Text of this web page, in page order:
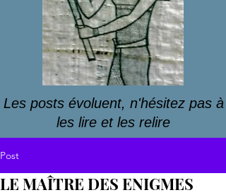
Les posts évoluent, n'hésitez pas à
les lire et les relire
Post
LE MAÎTRE DES ENIGMES